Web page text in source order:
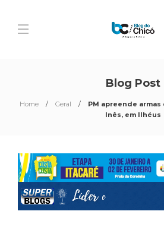
Blog Post
Home Geral
PM apreende
Inês, em Ilhéus